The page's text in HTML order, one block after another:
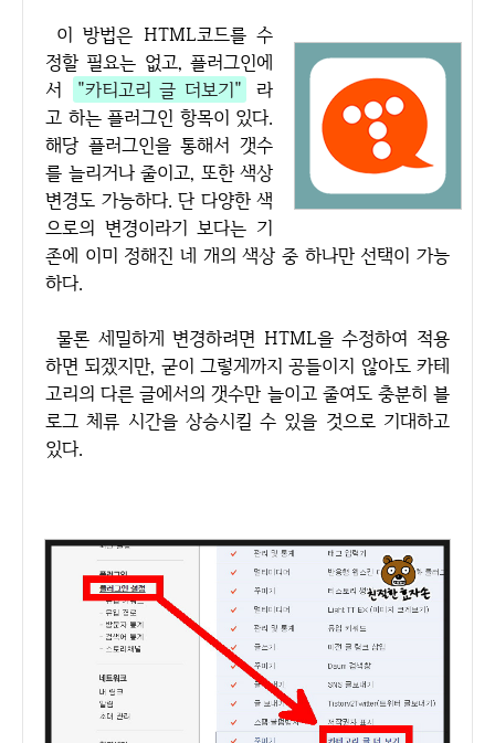
이 방법은 HTML코드를 수
정할 필요는 없고, 플러그인에
서
"카티고리 글 더보기"
라
고 하는 플러그인 항목이 있다.
해당 플러그인을 통해서 갯수
를 늘리거나 줄이고, 또한 색상
변경도 가능하다. 단 다양한 색
으로의 변경이라기 보다는 기
존에 이미 정해진 네 개의 색상 중 하나만 선택이 가능
하다.
물론 세밀하게 변경하려면 HTML을 수정하여 적용
하면 되겠지만, 굳이 그렇게까지 공들이지 않아도 카테
고리의 다른 글에서의 갯수만 늘이고 줄여도 충분히 블
로그 체류 시간을 상승시킬 수 있을 것으로 기대하고
있다.